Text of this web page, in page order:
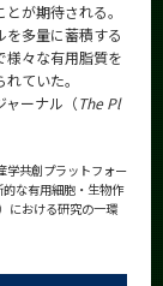
が期待される。
多量に蓄積する
様々な有用脂質を
ていた。
ャーナル（The Pl
学共創プラットフォー
な有用細胞・生物作
における研究の一環